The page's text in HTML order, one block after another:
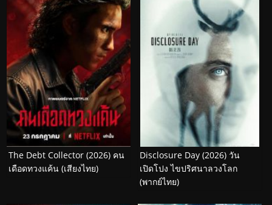
The Debt Collector (2026) คน
เดือดทวงแค้น (เสียงไทย)
Disclosure Day (2026) วัน
เปิดโปง ไขปริศนาลวงโลก
(พากย์ไทย)